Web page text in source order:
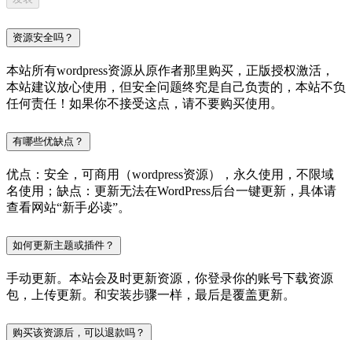
资源安全吗？
本站所有wordpress资源从原作者那里购买，正版授权激活，
本站建议放心使用，但安全问题终究是自己负责的，本站不负
任何责任！如果你不接受这点，请不要购买使用。
有哪些优缺点？
优点：安全，可商用（wordpress资源），永久使用，不限域
名使用；缺点：更新无法在WordPress后台一键更新，具体请
查看网站“新手必读”。
如何更新主题或插件？
手动更新。本站会及时更新资源，你登录你的账号下载资源
包，上传更新。和安装步骤一样，最后是覆盖更新。
购买该资源后，可以退款吗？